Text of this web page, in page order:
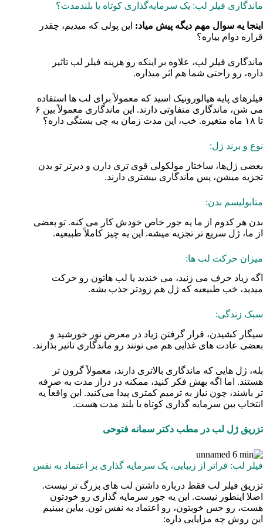
ماندگاری فیلر لب: یک سرمایه‌گذاری کوتاه یا بلندمدت؟
اینجا یه سوال مهم دیگه پیش میاد: این پولی که میدیم، چقدر
قراره دوام بیاره؟
ماندگاری فیلر لب، علاوه بر اینکه رو هزینه فیلر لب تاثیر
داره، رو راحتی شما هم اثر میذاره.
فیلرهای پایه هیالورونیک اسید که معمولاً برای لب‌ ها استفاده
می‌ شن، ماندگاری متفاوتی دارند. این ماندگاری معمولاً بین ۶
تا ۱۸ ماه متغیره. خب، این مدت زمان به چی بستگی داره؟
نوع و برند ژل:
بعضی ژل‌ها، ساختار مولکولی قوی‌ تری دارن و دیرتر تو بدن
تجزیه میشن، پس ماندگاری بیشتری دارند.
متابولیسم بدن:
بدن هر کدوم از ما یه جور خاص خودش کار می‌ کنه. تو بعضی
از ما، ژل سریع‌ تر تجزیه میشه. این یه چیز کاملاً طبیعیه.
میزان حرکت لب‌ ها:
اگه زیاد حرف می‌ زنید، می‌ خندید یا لب‌ هاتون رو حرکت
میدید، خب طبیعیه که ژل هم زودتر جذب بشه.
سبک زندگی:
سیگار کشیدن، قرار گرفتن زیاد در معرض نور خورشید و
بعضی عادت‌ های غذایی هم می‌ تونند رو ماندگاری تاثیر بذارند.
بله، ژل‌ هایی که ماندگاری بالاتری دارند، معمولاً گرون‌ تر
هستند. اما اگه بهش فکر کنید، ممکنه در دراز مدت به صرفه‌
تر باشند، چون نیاز به ترمیم کمتری پیدا می‌کنید. این واقعاً یه
انتخاب بین سرمایه‌ گذاری کوتاه یا بلند مدت هست.
تزریق ژل لب در مطب دکتر سمانه فتوحی
فیلر لب: فراتر از زیبایی، یک سرمایه‌ گذاری بر اعتماد به نفس
تزریق فیلر لب فقط درباره داشتن لب‌ های بزرگ‌ تر نیست.
اصلا اینطور نیست. این یه جور سرمایه‌ گذاری رو خودتون
هست، رو حس خوبتون، رو اعتماد به نفس‌ تون. بیاین ببینیم
این روش چه مزایایی داره: